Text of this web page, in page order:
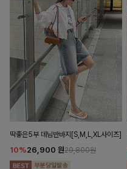
딱좋은5부 데님반바지[S,M,L,XL사이즈]
10%26,900 원29,800원